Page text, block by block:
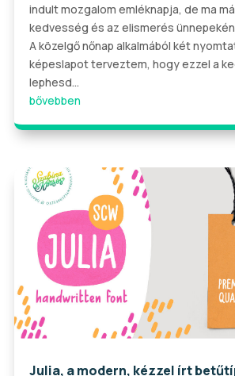
indult mozgalom emléknapja, de ma
kedvesség és az elismerés
A közelgő nőnap alkalmából két
képeslapot terveztem, hogy ezzel a
lephesd...
bővebben
Julia, a modern, kézzel írt